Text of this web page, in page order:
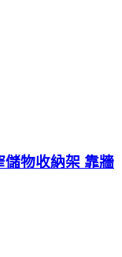
儲物收納架 靠牆